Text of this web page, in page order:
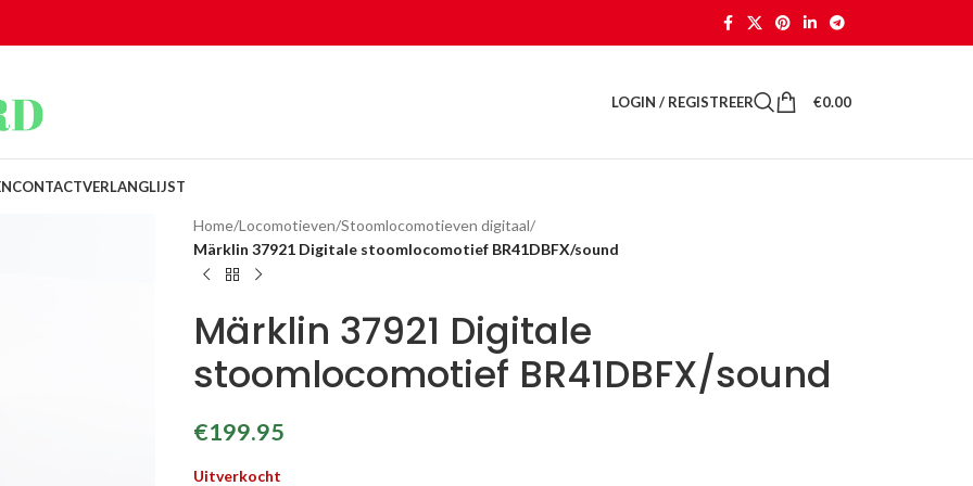
LOGIN / REGISTREER €0.00
CONTACTVERLANGLIJST
Home/Locomotieven/Stoomlocomotieven digitaal/
Märklin 37921 Digitale stoomlocomotief BR41DBFX/sound
Märklin 37921 Digitale
stoomlocomotief BR41DBFX/sound
€199.95
Uitverkocht